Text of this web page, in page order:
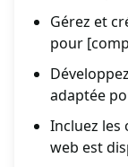
Gérez et
pour
adaptée
Incluez les
web est